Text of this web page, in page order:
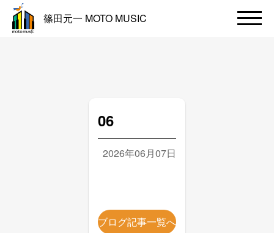
篠田元一 MOTO MUSIC
06
2026年06月07日
ブログ記事一覧へ